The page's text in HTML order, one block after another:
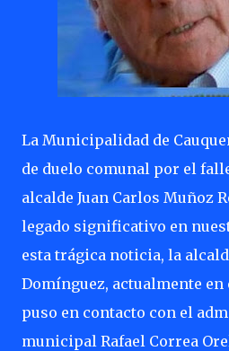
La Municipalidad de
de duelo comunal por el
alcalde Juan Carlos Muñoz
legado significativo en
esta trágica noticia, la
Domínguez, actualmente en
puso en contacto con el
municipal Rafael Correa